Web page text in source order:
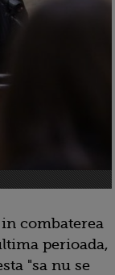
combaterea
perioada,
"sa nu se